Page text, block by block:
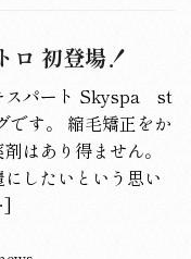
ロ 初登場！
スパート Skyspa st
す。 縮毛矯正をか
はあり得ません。
したいという思い